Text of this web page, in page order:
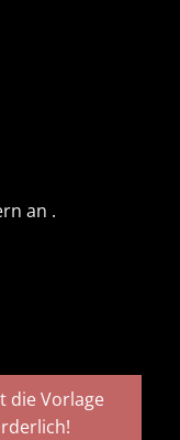
an .
die Vorlage